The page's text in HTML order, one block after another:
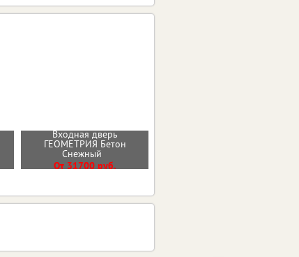
Входная дверь
ГЕОМЕТРИЯ Бетон
Снежный
От 31700 руб.